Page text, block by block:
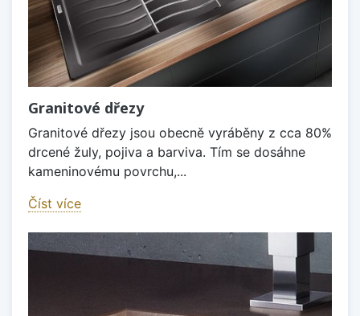
Granitové dřezy
Granitové dřezy jsou obecně vyráběny z cca 80%
drcené žuly, pojiva a barviva. Tím se dosáhne
kameninovému povrchu,...
Číst více